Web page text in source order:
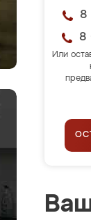
8
8
Или